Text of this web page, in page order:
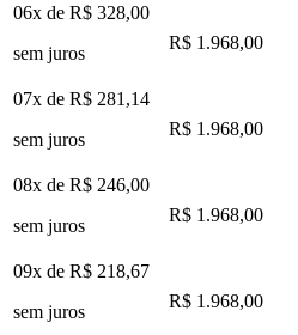
06x de R$ 328,00
sem juros
R$ 1.968,00
07x de R$ 281,14
sem juros
R$ 1.968,00
08x de R$ 246,00
sem juros
R$ 1.968,00
09x de R$ 218,67
sem juros
R$ 1.968,00